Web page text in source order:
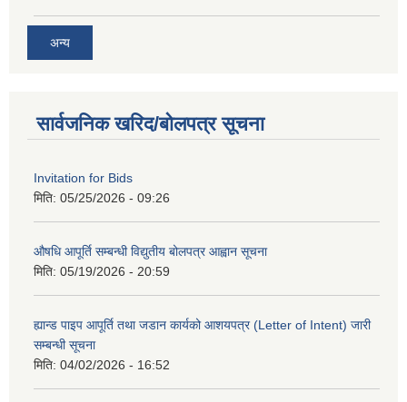
अन्य
सार्वजनिक खरिद/बोलपत्र सूचना
Invitation for Bids
मिति: 05/25/2026 - 09:26
औषधि आपूर्ति सम्बन्धी विद्युतीय बोलपत्र आह्वान सूचना
मिति: 05/19/2026 - 20:59
ह्यान्ड पाइप आपूर्ति तथा जडान कार्यको आशयपत्र (Letter of Intent) जारी
सम्बन्धी सूचना
मिति: 04/02/2026 - 16:52